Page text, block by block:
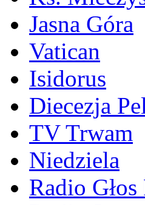
Jasna Góra
Vatican
Isidorus
Diecezja
TV Trwam
Niedziela
Radio